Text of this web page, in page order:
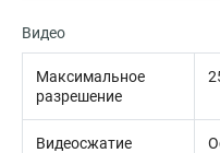
Видео
Максимальное
разрешение
Видеосжатие